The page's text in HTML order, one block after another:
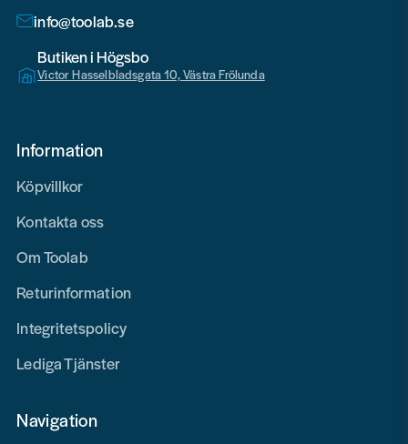
info@toolab.se
Butiken i Högsbo
Victor Hasselbladsgata 10, Västra Frölunda
Information
Köpvillkor
Kontakta oss
Om Toolab
Returinformation
Integritetspolicy
Lediga Tjänster
Navigation